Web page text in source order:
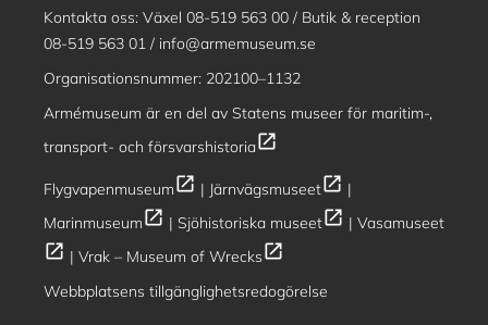
Kontakta oss: Växel 08-519 563 00 / Butik & reception
08-519 563 01 / info@armemuseum.se
Organisationsnummer: 202100–1132
Armémuseum är en del av Statens museer för maritim-,
transport- och försvarshistoriaopen_in_new
Flygvapenmuseumopen_in_new | Järnvägsmuseetopen_in_new |
Marinmuseumopen_in_new | Sjöhistoriska museetopen_in_new | Vasamuseet
open_in_new | Vrak – Museum of Wrecksopen_in_new
Webbplatsens tillgänglighetsredogörelse